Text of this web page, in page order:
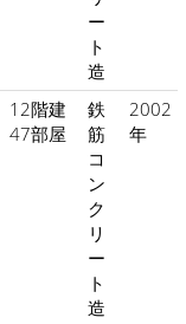
ー
ト
造
12階建
47部屋
鉄
筋
コ
ン
ク
リ
ー
ト
造
2002
年